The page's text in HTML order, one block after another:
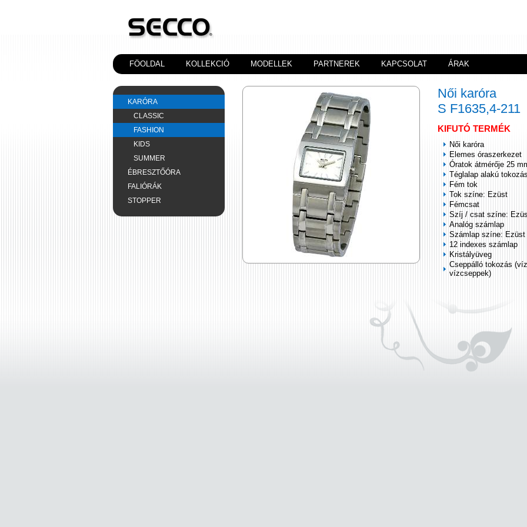
FÖOLDAL KOLLEKCIÓ MODELLEK PARTNEREK KAPCSOLAT ÁRAK
KARÓRA
CLASSIC
FASHION
KIDS
SUMMER
ÉBRESZTŐÓRA
FALIÓRÁK
STOPPER
Női karóra
S F1635,4-211
KIFUTÓ TERMÉK
Női karóra
Elemes óraszerkezet
Óratok átmérője 25
Téglalap alakú tokozás
Fém tok
Tok színe: Ezüst
Fémcsat
Szíj / csat színe:
Analóg számlap
Számlap színe: Ezüst
12 indexes számlap
Kristályüveg
Cseppálló tokozás
vízcseppek)